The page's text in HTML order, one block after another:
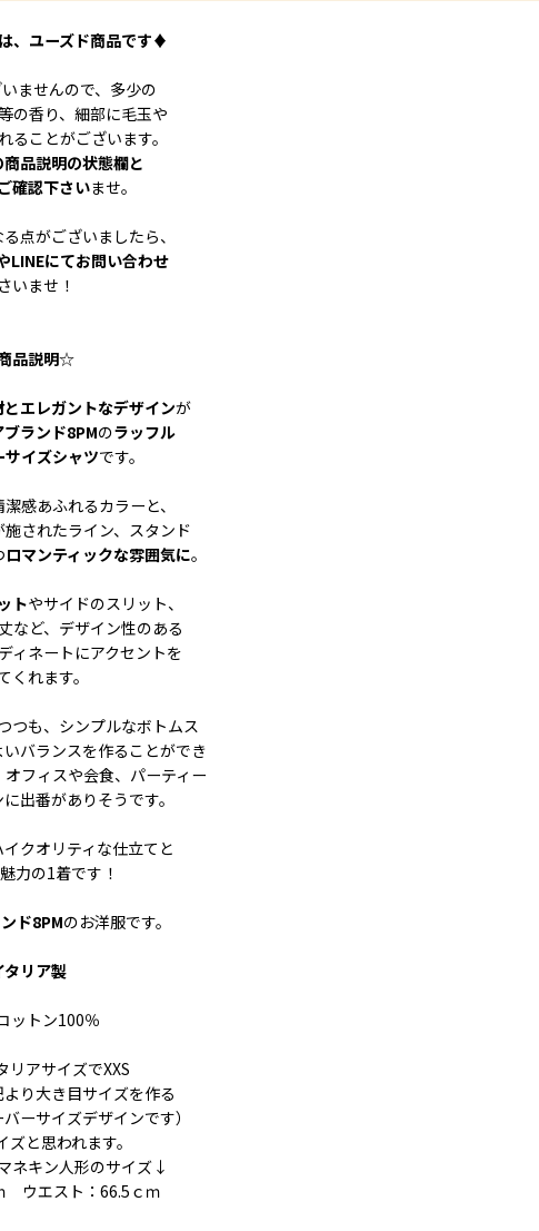
、ユーズド商品です♦
ませんので、多少の
の香り、細部に毛玉や
ることがございます。
品説明の状態欄と
確認下さいませ。
点がございましたら、
LINEにてお問い合わせ
いませ！
品説明☆
エレガントなデザインが
ブランド8PMのラッフル
イズシャツです。
感あふれるカラーと、
されたライン、スタンド
ロマンティックな雰囲気に。
トやサイドのスリット、
など、デザイン性のある
ィネートにアクセントを
くれます。
つも、シンプルなボトムス
バランスを作ることができ
フィスや会食、パーティー
出番がありそうです。
クオリティな仕立てと
力の1着です！
ド8PMのお洋服です。
タリア製
ットン100％
リアサイズでXXS
より大き目サイズを作る
ーサイズデザインです）
ズと思われます。
ネキン人形のサイズ↓
ウエスト：66.5ｃｍ